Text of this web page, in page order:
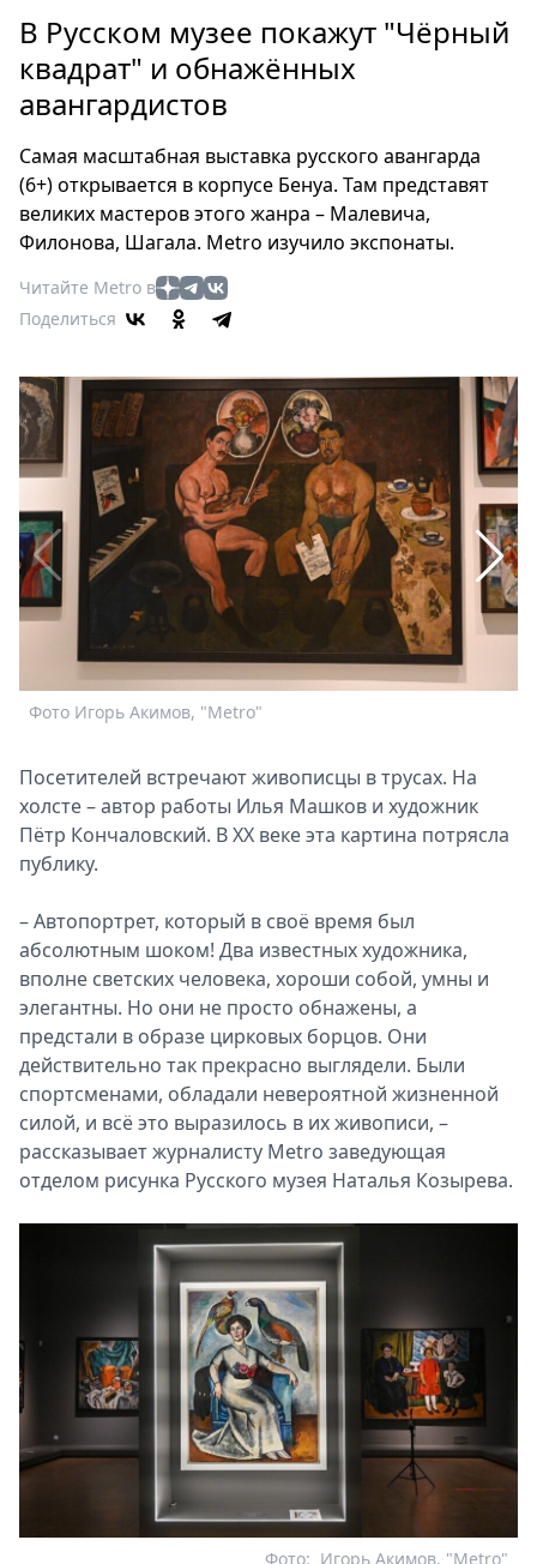
Россия
Мир
Здоровье
Туризм
Мода
Театр
Кино
Афиша
Книги
Выставки
Пресс-
релизы
О
Metro
Стримы
Спецпроекты
Звезды
Выборы
2026
Скачай
Metro
В Русском музее покажут "Чёрный
квадрат" и обнажённых
авангардистов
Самая масштабная выставка русского авангарда
(6+) открывается в корпусе Бенуа. Там представят
великих мастеров этого жанра – Малевича,
Филонова, Шагала. Metro изучило экспонаты.
Читайте Metro в
Поделиться
Фото Игорь Акимов, "Metro"
Посетителей встречают живописцы в трусах. На
холсте – автор работы Илья Машков и художник
Пётр Кончаловский. В XX веке эта картина потрясла
публику.
– Автопортрет, который в своё время был
абсолютным шоком! Два известных художника,
вполне светских человека, хороши собой, умны и
элегантны. Но они не просто обнажены, а
предстали в образе цирковых борцов. Они
действительно так прекрасно выглядели. Были
спортсменами, обладали невероятной жизненной
силой, и всё это выразилось в их живописи, –
рассказывает журналисту Metro заведующая
отделом рисунка Русского музея Наталья Козырева.
Игорь Акимов, "Metro"
Фото: